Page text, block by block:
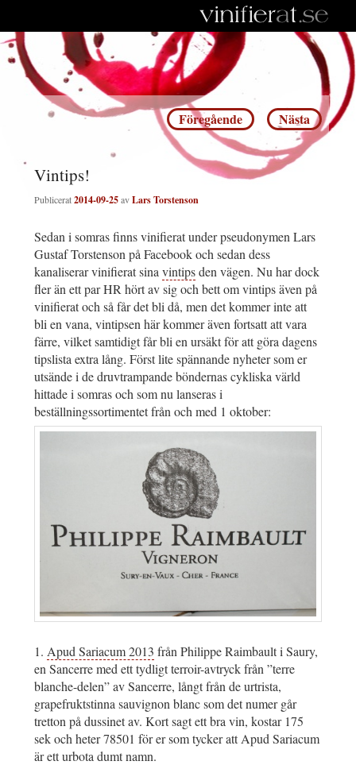
Inläggsnavigering
Föregående Nästa
Vintips!
Publicerat2014-09-25avLars Torstenson
Sedan i somras finns vinifierat under pseudonymen Lars
Gustaf Torstenson på Facebook och sedan dess
kanaliserar vinifierat sinavintipsden vägen. Nu har dock
fler än ett par HR hört av sig och bett om vintips även på
vinifierat och så får det bli då, men det kommer inte att
bli en vana, vintipsen här kommer även fortsatt att vara
färre, vilket samtidigt får bli en ursäkt för att göra dagens
tipslista extra lång. Först lite spännande nyheter som er
utsände i de druvtrampande böndernas cykliska värld
hittade i somras och som nu lanseras i
beställningssortimentet från och med 1 oktober:
1. Apud Sariacum 2013 från Philippe Raimbault i Saury,
en Sancerre med ett tydligt terroir-avtryck från ”terre
blanche-delen” av Sancerre, långt från de urtrista,
grapefruktstinna sauvignon blanc som det numer går
tretton på dussinet av. Kort sagt ett bra vin, kostar 175
sek och heter 78501 för er som tycker att Apud Sariacum
är ett urbota dumt namn.